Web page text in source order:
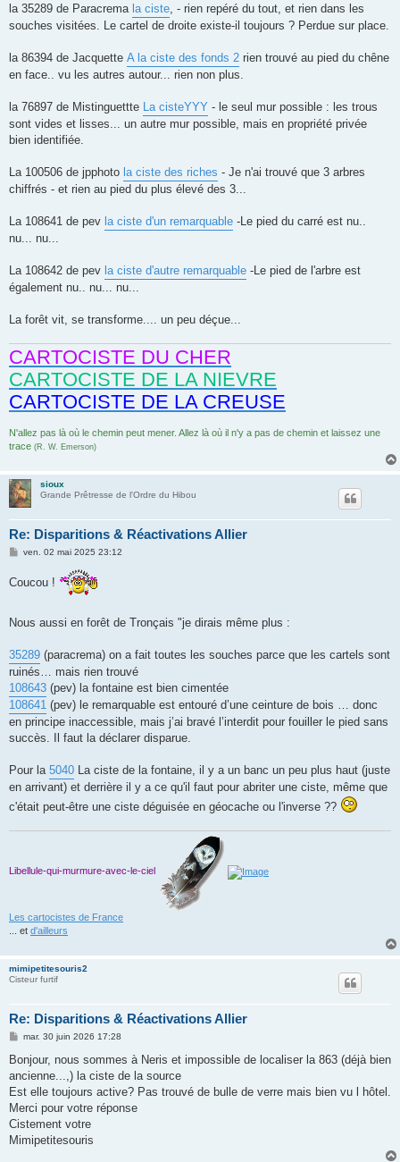
la 35289 de Paracrema la ciste , - rien repéré du tout, et rien dans les
souches visitées. Le cartel de droite existe-il toujours ? Perdue sur place.
la 86394 de Jacquette A la ciste des fonds 2 rien trouvé au pied du chêne
en face.. vu les autres autour... rien non plus.
la 76897 de Mistinguettte La cisteYYY - le seul mur possible : les trous
sont vides et lisses... un autre mur possible, mais en propriété privée
bien identifiée.
La 100506 de jpphoto la ciste des riches - Je n'ai trouvé que 3 arbres
chiffrés - et rien au pied du plus élevé des 3...
La 108641 de pev la ciste d'un remarquable -Le pied du carré est nu..
nu... nu...
La 108642 de pev la ciste d'autre remarquable -Le pied de l'arbre est
également nu.. nu... nu...
La forêt vit, se transforme.... un peu déçue...
CARTOCISTE DU CHER
CARTOCISTE DE LA NIEVRE
CARTOCISTE DE LA CREUSE
N'allez pas là où le chemin peut mener. Allez là où il n'y a pas de chemin et laissez une
trace (R. W. Emerson)
sioux
Grande Prêtresse de l'Ordre du Hibou
Re: Disparitions & Réactivations Allier
M
s
ven. 02 mai 2025 23:12
Coucou !
Nous aussi en forêt de Tronçais "je dirais même plus :
35289 (paracrema) on a fait toutes les souches parce que les cartels sont
ruinés… mais rien trouvé
108643 (pev) la fontaine est bien cimentée
108641 (pev) le remarquable est entouré d’une ceinture de bois … donc
en principe inaccessible, mais j’ai bravé l’interdit pour fouiller le pied sans
succès. Il faut la déclarer disparue.
Pour la 5040 La ciste de la fontaine, il y a un banc un peu plus haut (juste
en arrivant) et derrière il y a ce qu'il faut pour abriter une ciste, même que
c'était peut-être une ciste déguisée en géocache ou l'inverse ??
Libellule-qui-murmure-avec-le-ciel
Les cartocistes de France
... et d'ailleurs
mimipetitesouris2
Cisteur furtif
Re: Disparitions & Réactivations Allier
M
s
a
g
mar. 30 juin 2026 17:28
Bonjour, nous sommes à Neris et impossible de localiser la 863 (déjà bien
ancienne...,) la ciste de la source
Est elle toujours active? Pas trouvé de bulle de verre mais bien vu l hôtel.
Merci pour votre réponse
Cistement votre
Mimipetitesouris